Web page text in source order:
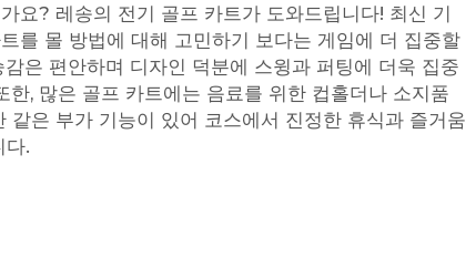
요? 레송의 전기 골프 카트가 도와드립니다! 최신 기
를 몰 방법에 대해 고민하기 보다는 게임에 더 집중할
은 편안하며 디자인 덕분에 스윙과 퍼팅에 더욱 집중
한, 많은 골프 카트에는 음료를 위한 컵홀더나 소지품
같은 부가 기능이 있어 코스에서 진정한 휴식과 즐거움
다.